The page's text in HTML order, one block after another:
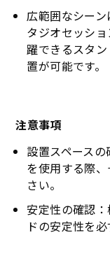
広範囲なシー
タジオセッシ
躍できるスタ
置が可能です。
注意事項
設置スペース
を使用する際
さい。
安定性の確認
ドの安定性を